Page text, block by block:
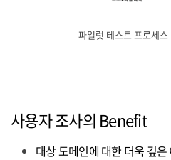
파일럿 테스트 프로세
사용자 조사의 Benefit
대상 도메인에 대한 더욱 깊은